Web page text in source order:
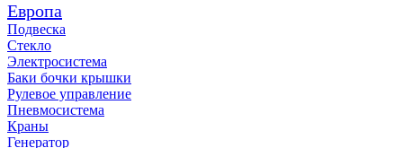
Европа
Подвеска
Стекло
Электросистема
Баки бочки крышки
Рулевое управление
Пневмосистема
Краны
Генератор